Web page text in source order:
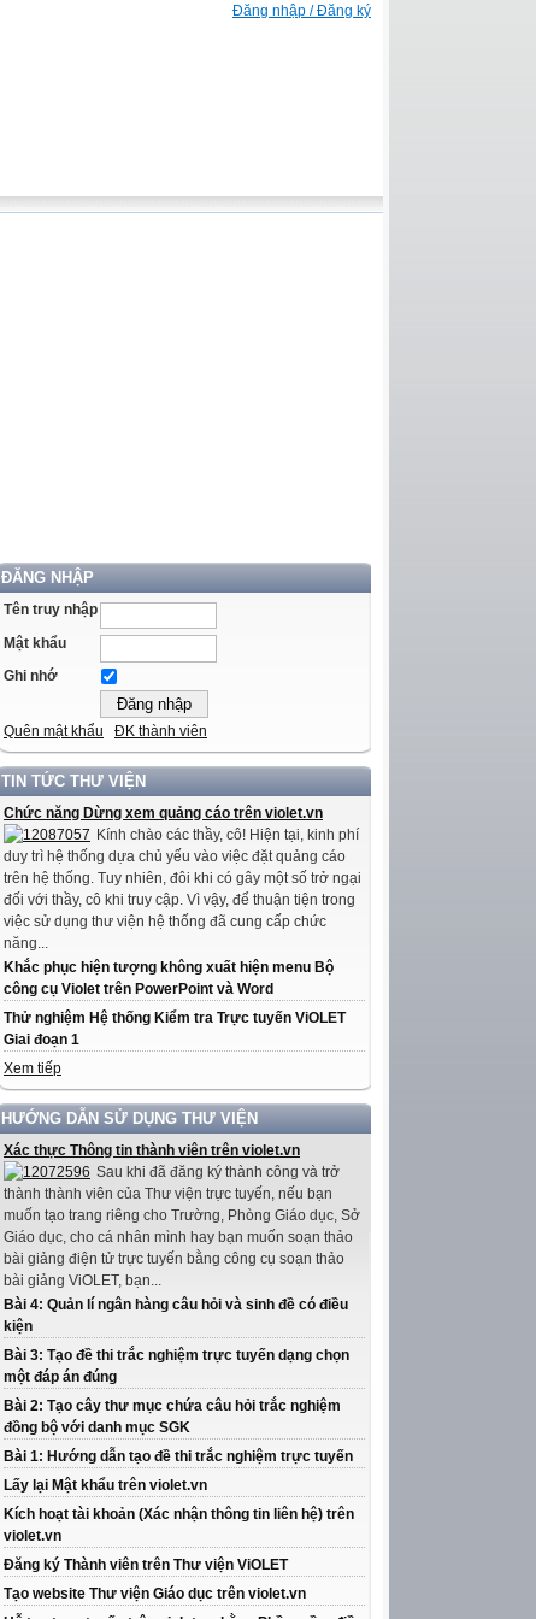
Đăng nhập / Đăng ký
ĐĂNG NHẬP
Tên truy nhập
Mật khẩu
Ghi nhớ
Quên mật khẩu ĐK thành viên
TIN TỨC THƯ VIỆN
Chức năng Dừng xem quảng cáo trên violet.vn
Kính chào các thầy, cô! Hiện tại, kinh phí
duy trì hệ thống dựa chủ yếu vào việc đặt quảng cáo
trên hệ thống. Tuy nhiên, đôi khi có gây một số trở ngại
đối với thầy, cô khi truy cập. Vì vậy, để thuận tiện trong
việc sử dụng thư viện hệ thống đã cung cấp chức
năng...
Khắc phục hiện tượng không xuất hiện menu Bộ
công cụ Violet trên PowerPoint và Word
Thử nghiệm Hệ thống Kiểm tra Trực tuyến ViOLET
Giai đoạn 1
Xem tiếp
HƯỚNG DẪN SỬ DỤNG THƯ VIỆN
Xác thực Thông tin thành viên trên violet.vn
Sau khi đã đăng ký thành công và trở
thành thành viên của Thư viện trực tuyến, nếu bạn
muốn tạo trang riêng cho Trường, Phòng Giáo dục, Sở
Giáo dục, cho cá nhân mình hay bạn muốn soạn thảo
bài giảng điện tử trực tuyến bằng công cụ soạn thảo
bài giảng ViOLET, bạn...
Bài 4: Quản lí ngân hàng câu hỏi và sinh đề có điều
kiện
Bài 3: Tạo đề thi trắc nghiệm trực tuyến dạng chọn
một đáp án đúng
Bài 2: Tạo cây thư mục chứa câu hỏi trắc nghiệm
đồng bộ với danh mục SGK
Bài 1: Hướng dẫn tạo đề thi trắc nghiệm trực tuyến
Lấy lại Mật khẩu trên violet.vn
Kích hoạt tài khoản (Xác nhận thông tin liên hệ) trên
violet.vn
Đăng ký Thành viên trên Thư viện ViOLET
Tạo website Thư viện Giáo dục trên violet.vn